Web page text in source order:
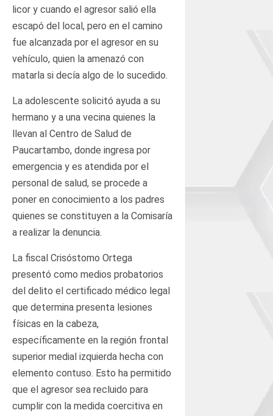
licor y cuando el agresor salió ella
escapó del local, pero en el camino
fue alcanzada por el agresor en su
vehículo, quien la amenazó con
matarla si decía algo de lo sucedido.
La adolescente solicitó ayuda a su
hermano y a una vecina quienes la
llevan al Centro de Salud de
Paucartambo, donde ingresa por
emergencia y es atendida por el
personal de salud, se procede a
poner en conocimiento a los padres
quienes se constituyen a la Comisaría
a realizar la denuncia.
La fiscal Crisóstomo Ortega
presentó como medios probatorios
del delito el certificado médico legal
que determina presenta lesiones
físicas en la cabeza,
específicamente en la región frontal
superior medial izquierda hecha con
elemento contuso. Esto ha permitido
que el agresor sea recluido para
cumplir con la medida coercitiva en